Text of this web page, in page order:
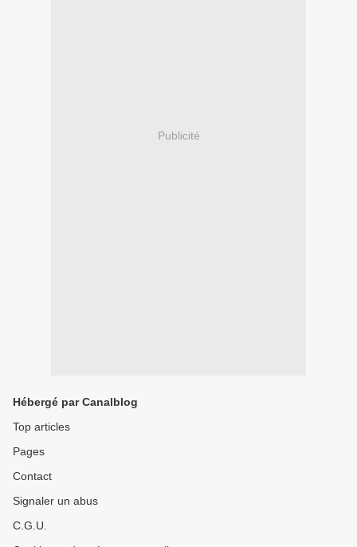
Publicité
Hébergé par Canalblog
Top articles
Pages
Contact
Signaler un abus
C.G.U.